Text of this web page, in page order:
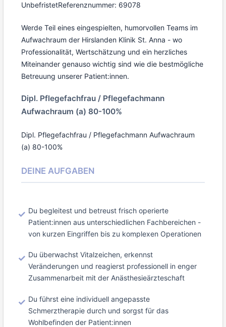
UnbefristetReferenznummer: 69078
Werde Teil eines eingespielten, humorvollen Teams im
Aufwachraum der Hirslanden Klinik St. Anna - wo
Professionalität, Wertschätzung und ein herzliches
Miteinander genauso wichtig sind wie die bestmögliche
Betreuung unserer Patient:innen.
Dipl. Pflegefachfrau / Pflegefachmann
Aufwachraum (a) 80-100%
Dipl. Pflegefachfrau / Pflegefachmann Aufwachraum
(a) 80-100%
DEINE AUFGABEN
Du begleitest und betreust frisch operierte
Patient:innen aus unterschiedlichen Fachbereichen -
von kurzen Eingriffen bis zu komplexen Operationen
Du überwachst Vitalzeichen, erkennst
Veränderungen und reagierst professionell in enger
Zusammenarbeit mit der Anästhesieärzteschaft
Du führst eine individuell angepasste
Schmerztherapie durch und sorgst für das
Wohlbefinden der Patient:innen